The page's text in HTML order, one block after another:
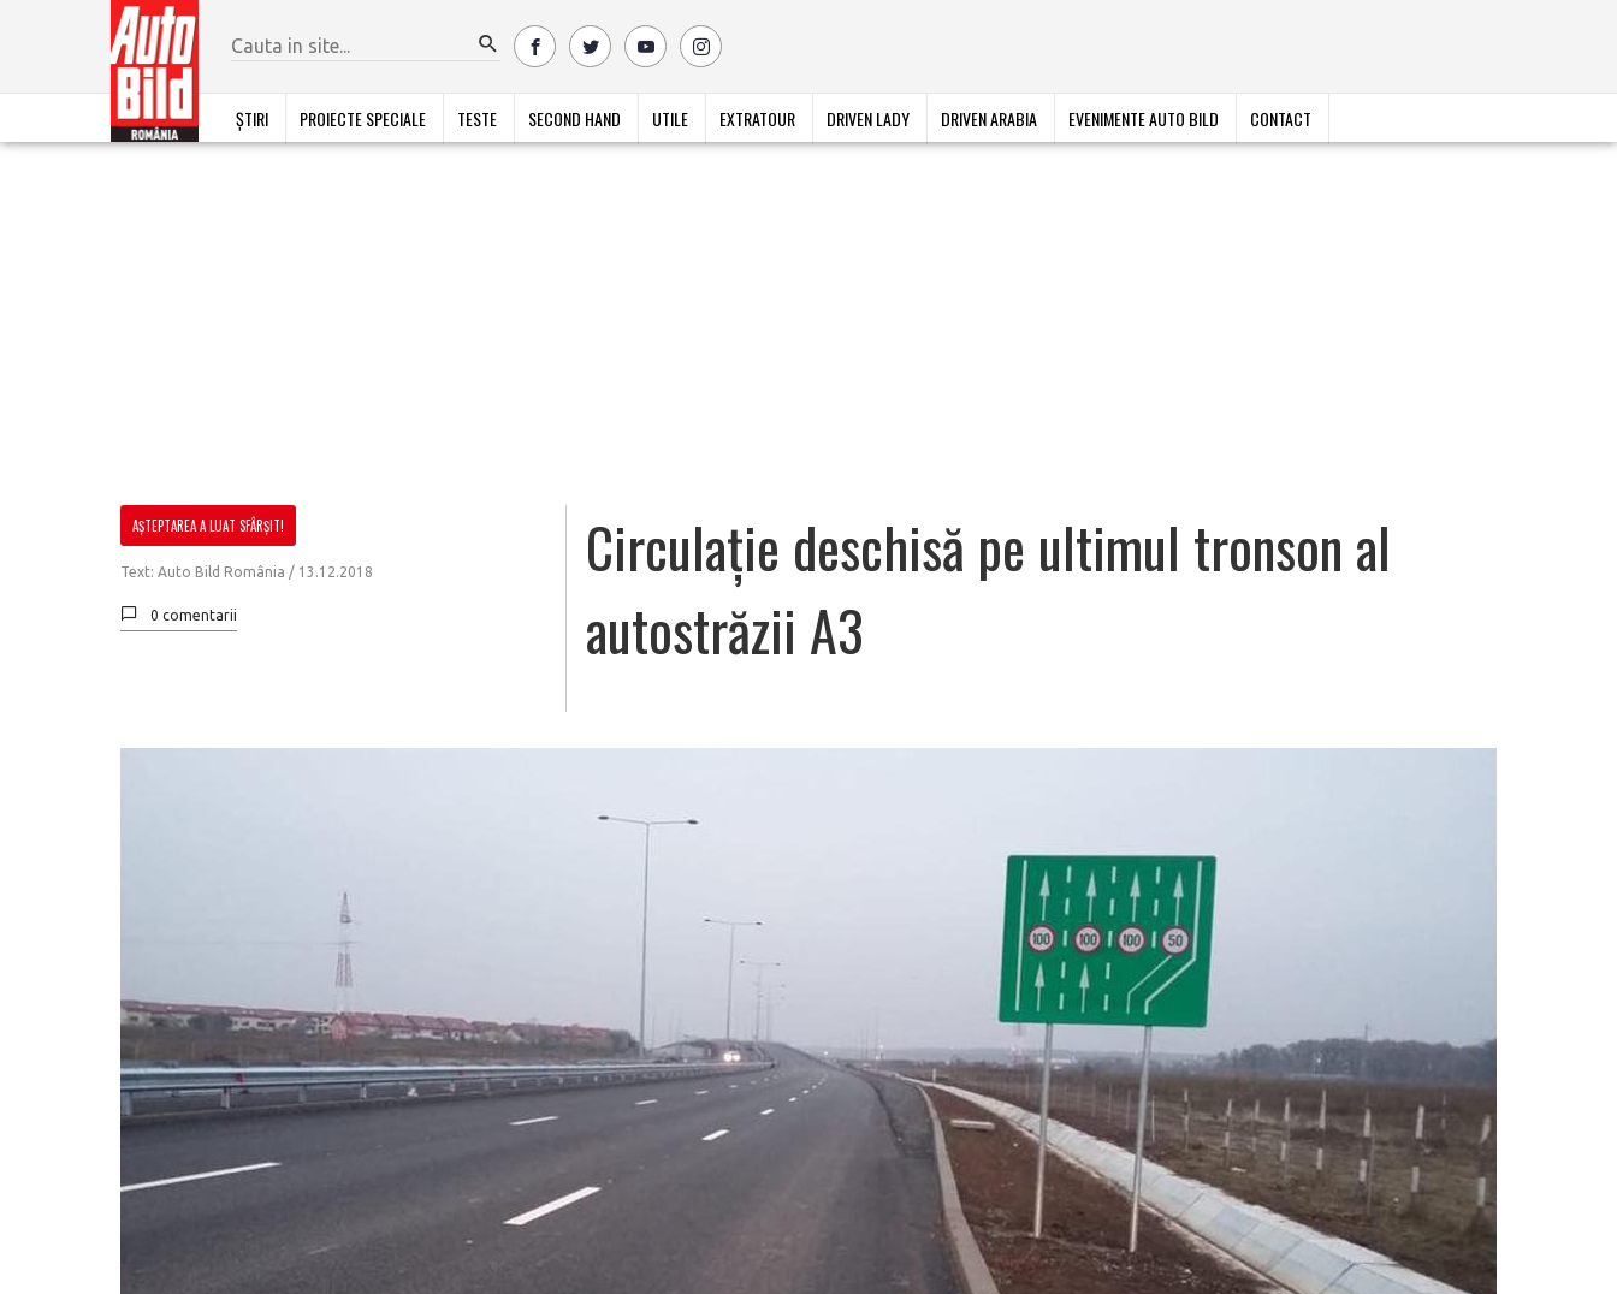
ȘTIRI PROIECTE SPECIALE TESTE SECOND HAND UTILE EXTRATOUR DRIVEN LADY DRIVEN ARABIA EVENIMENTE AUTO BILD CONTACT
AȘTEPTAREA A LUAT SFÂRȘIT!
Text: Auto Bild România / 13.12.2018
0 comentarii
Circulație deschisă pe ultimul tronson al
autostrăzii A3